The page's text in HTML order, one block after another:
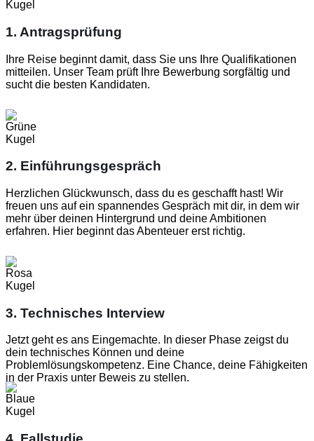
1. Antragsprüfung
Ihre Reise beginnt damit, dass Sie uns Ihre Qualifikationen
mitteilen. Unser Team prüft Ihre Bewerbung sorgfältig und
sucht die besten Kandidaten.
2. Einführungsgespräch
Herzlichen Glückwunsch, dass du es geschafft hast! Wir
freuen uns auf ein spannendes Gespräch mit dir, in dem wir
mehr über deinen Hintergrund und deine Ambitionen
erfahren. Hier beginnt das Abenteuer erst richtig.
3. Technisches Interview
Jetzt geht es ans Eingemachte. In dieser Phase zeigst du
dein technisches Können und deine
Problemlösungskompetenz. Eine Chance, deine Fähigkeiten
in der Praxis unter Beweis zu stellen.